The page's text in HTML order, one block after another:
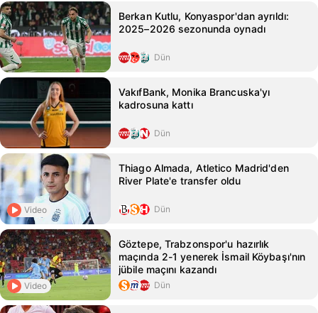
Berkan Kutlu, Konyaspor'dan ayrıldı:
2025–2026 sezonunda oynadı
Dün
VakıfBank, Monika Brancuska'yı
kadrosuna kattı
Dün
Video
Thiago Almada, Atletico Madrid'den
River Plate'e transfer oldu
Dün
Video
Göztepe, Trabzonspor'u hazırlık
maçında 2-1 yenerek İsmail Köybaşı'nın
jübile maçını kazandı
Dün